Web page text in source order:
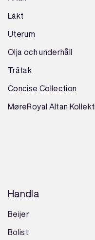
Läkt
Uterum
Olja och underhåll
Trätak
Concise Collection
MøreRoyal Altan
Handla
Beijer
Bolist